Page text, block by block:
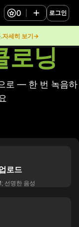
자세히 보기→
0 로그인
로닝
로 — 한 번 녹음하
로드
선명한 음성